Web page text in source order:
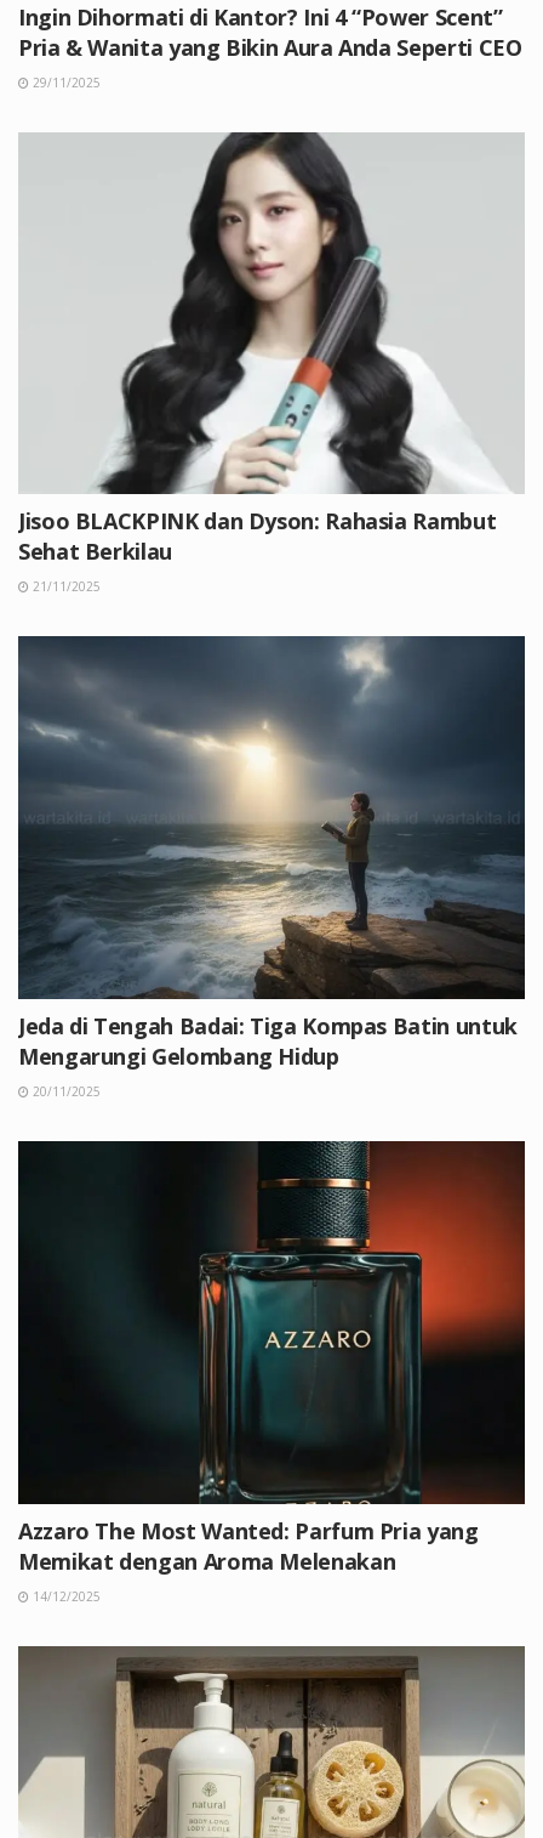
Ingin Dihormati di Kantor? Ini 4 “Power Scent”
Pria & Wanita yang Bikin Aura Anda Seperti CEO
29/11/2025
Jisoo BLACKPINK dan Dyson: Rahasia Rambut
Sehat Berkilau
21/11/2025
Jeda di Tengah Badai: Tiga Kompas Batin untuk
Mengarungi Gelombang Hidup
20/11/2025
Azzaro The Most Wanted: Parfum Pria yang
Memikat dengan Aroma Melenakan
14/12/2025